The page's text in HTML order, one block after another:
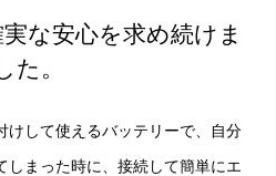
な安心を求め続けま
た。
けして使えるバッテリーで、自分
しまった時に、接続して簡単にエ